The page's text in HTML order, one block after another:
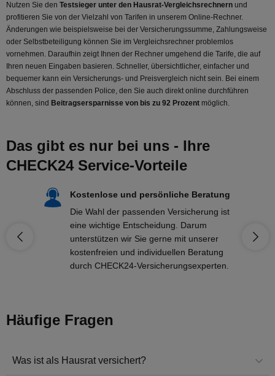
Nutzen Sie den Testsieger unter den Hausrat-Vergleichsrechnern und
profitieren Sie von der Vielzahl von Tarifen in unserem Online-Rechner.
Änderungen wie beispielsweise bei der Versicherungssumme, Zahlungsweise
oder Selbstbeteiligung können Sie im Vergleichsrechner problemlos
vornehmen. Daraufhin zeigt Ihnen der Rechner umgehend die Tarife, die auf
Ihren neuen Eingaben basieren. Schneller, übersichtlicher, einfacher und
bequemer kann ein Versicherungs- und Preisvergleich nicht sein. Bei einem
Abschluss der passenden Police, den Sie auch direkt online durchführen
können, sind Beitragsersparnisse von bis zu 92 Prozent möglich.
Das gibt es nur bei uns - Ihre
CHECK24 Service-Vorteile
Kostenlose und persönliche Beratung
Die Wahl der passenden Versicherung ist
eine wichtige Entscheidung. Darum
unterstützen wir Sie gerne mit unserer
kostenfreien und individuellen Beratung
durch CHECK24-Versicherungsexperten.
Häufige Fragen
Was ist als Hausrat versichert?